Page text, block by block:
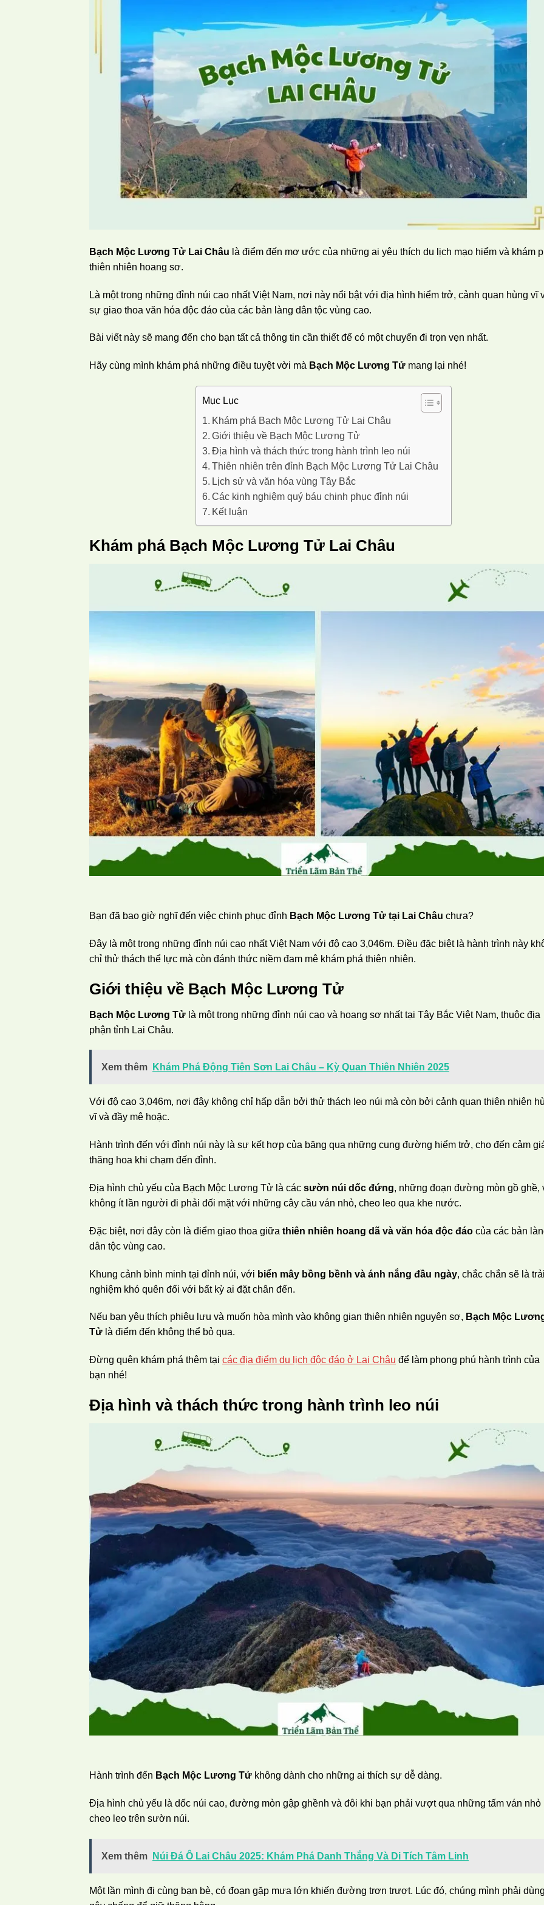
Bạch Mộc Lương Tử Lai Châu là điểm đến mơ ước của những ai yêu thích du lịch mạo hiểm và khám
thiên nhiên hoang sơ.
Là một trong những đỉnh núi cao nhất Việt Nam, nơi này nổi bật với địa hình hiểm trở, cảnh quan hùng vĩ
sự giao thoa văn hóa độc đáo của các bản làng dân tộc vùng cao.
Bài viết này sẽ mang đến cho bạn tất cả thông tin cần thiết để có một chuyến đi trọn vẹn nhất.
Hãy cùng mình khám phá những điều tuyệt vời mà Bạch Mộc Lương Tử mang lại nhé!
Mục Lục
Khám phá Bạch Mộc Lương Tử Lai Châu
Giới thiệu về Bạch Mộc Lương Tử
Địa hình và thách thức trong hành trình leo núi
Thiên nhiên trên đỉnh Bạch Mộc Lương Tử Lai Châu
Lịch sử và văn hóa vùng Tây Bắc
Các kinh nghiệm quý báu chinh phục đỉnh núi
Kết luận
Khám phá Bạch Mộc Lương Tử Lai Châu
Bạn đã bao giờ nghĩ đến việc chinh phục đỉnh Bạch Mộc Lương Tử tại Lai Châu chưa?
Đây là một trong những đỉnh núi cao nhất Việt Nam với độ cao 3,046m. Điều đặc biệt là hành trình này
chỉ thử thách thể lực mà còn đánh thức niềm đam mê khám phá thiên nhiên.
Giới thiệu về Bạch Mộc Lương Tử
Bạch Mộc Lương Tử là một trong những đỉnh núi cao và hoang sơ nhất tại Tây Bắc Việt Nam, thuộc địa
phận tỉnh Lai Châu.
Xem thêm Khám Phá Động Tiên Sơn Lai Châu – Kỳ Quan Thiên Nhiên 2025
Với độ cao 3,046m, nơi đây không chỉ hấp dẫn bởi thử thách leo núi mà còn bởi cảnh quan thiên nhiên
vĩ và đầy mê hoặc.
Hành trình đến với đỉnh núi này là sự kết hợp của băng qua những cung đường hiểm trở, cho đến cảm
thăng hoa khi chạm đến đỉnh.
Địa hình chủ yếu của Bạch Mộc Lương Tử là các sườn núi dốc đứng, những đoạn đường mòn gồ ghề,
không ít lần người đi phải đối mặt với những cây cầu ván nhỏ, cheo leo qua khe nước.
Đặc biệt, nơi đây còn là điểm giao thoa giữa thiên nhiên hoang dã và văn hóa độc đáo của các bản
dân tộc vùng cao.
Khung cảnh bình minh tại đỉnh núi, với biển mây bồng bềnh và ánh nắng đầu ngày, chắc chắn sẽ là
nghiệm khó quên đối với bất kỳ ai đặt chân đến.
Nếu bạn yêu thích phiêu lưu và muốn hòa mình vào không gian thiên nhiên nguyên sơ, Bạch Mộc
Tử là điểm đến không thể bỏ qua.
Đừng quên khám phá thêm tại các địa điểm du lịch độc đáo ở Lai Châu để làm phong phú hành trình của
bạn nhé!
Địa hình và thách thức trong hành trình leo núi
Hành trình đến Bạch Mộc Lương Tử không dành cho những ai thích sự dễ dàng.
Địa hình chủ yếu là dốc núi cao, đường mòn gập ghềnh và đôi khi bạn phải vượt qua những tấm ván nhỏ
cheo leo trên sườn núi.
Xem thêm Núi Đá Ô Lai Châu 2025: Khám Phá Danh Thắng Và Di Tích Tâm Linh
Một lần mình đi cùng bạn bè, có đoạn gặp mưa lớn khiến đường trơn trượt. Lúc đó, chúng mình phải